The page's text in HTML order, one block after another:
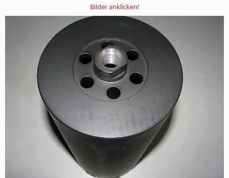
Bilder anklicken!